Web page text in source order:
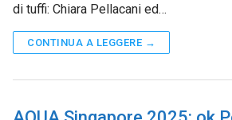
di tuffi: Chiara Pellacani ed…
CONTINUA A LEGGERE →